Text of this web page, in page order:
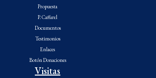
Propuesta
P. Caffarel
Documentos
Testimonios
Enlaces
Botón Donaciones
Visitas